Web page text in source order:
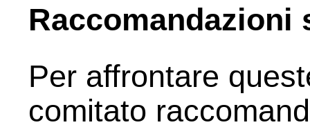
Per affrontare
comitato